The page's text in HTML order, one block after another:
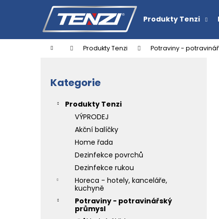
Produkty Tenzi
Domů Produkty Tenzi Potraviny -
Přeskočit
kategorie
Kategorie
Produkty Tenzi
VÝPRODEJ
Akční balíčky
Home řada
Dezinfekce povrchů
Dezinfekce rukou
Horeca - hotely, kanceláře,
kuchyně
Potraviny - potravinářský
průmysl
í
Zpět
do
Zpět
do
ČISTIČ TENZI DETAILER BLEEDING RIM
CHERRY
151,30 Kč